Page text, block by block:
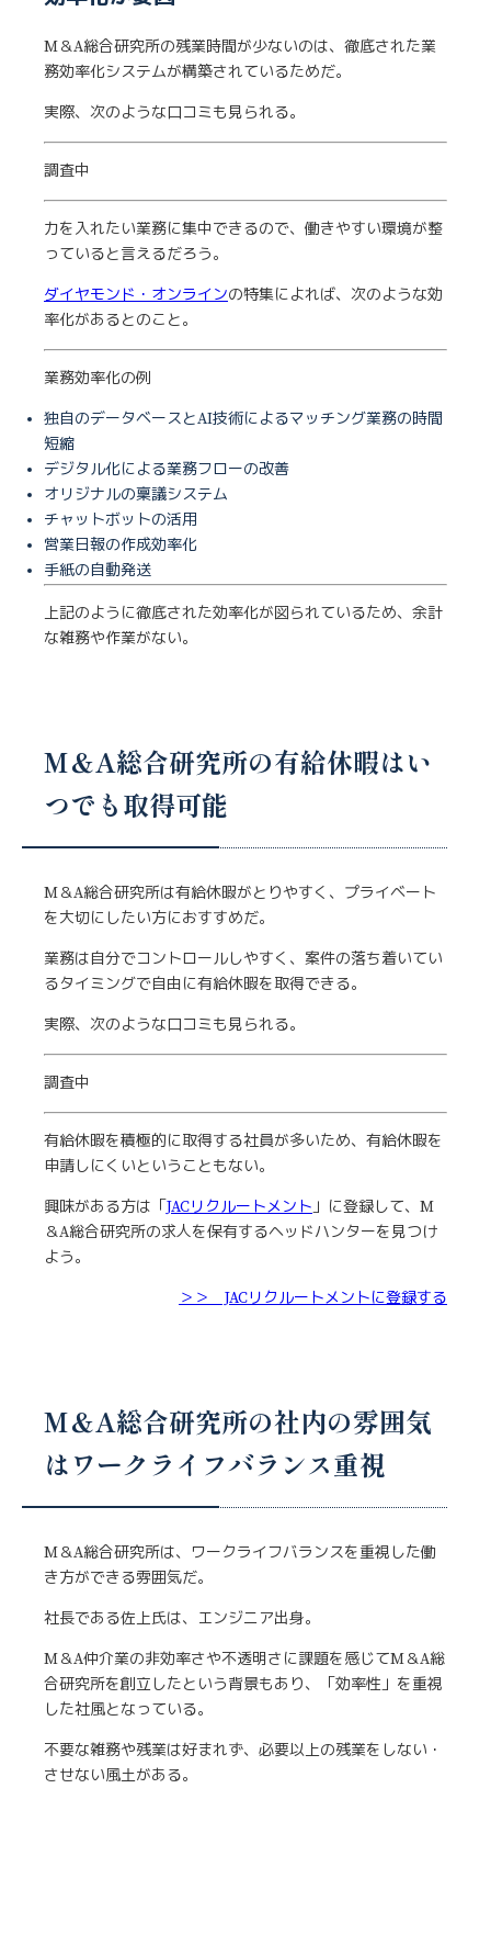
M＆A総合研究所の残業時間が少ないのは、徹底された業
務効率化システムが構築されているためだ。
実際、次のような口コミも見られる。
調査中
力を入れたい業務に集中できるので、働きやすい環境が整
っていると言えるだろう。
ダイヤモンド・オンラインの特集によれば、次のような効
率化があるとのこと。
業務効率化の例
独自のデータベースとAI技術によるマッチング業務の時間
短縮
デジタル化による業務フローの改善
オリジナルの稟議システム
チャットボットの活用
営業日報の作成効率化
手紙の自動発送
上記のように徹底された効率化が図られているため、余計
な雑務や作業がない。
M＆A総合研究所の有給休暇はい
つでも取得可能
M＆A総合研究所は有給休暇がとりやすく、プライベート
を大切にしたい方におすすめだ。
業務は自分でコントロールしやすく、案件の落ち着いてい
るタイミングで自由に有給休暇を取得できる。
実際、次のような口コミも見られる。
調査中
有給休暇を積極的に取得する社員が多いため、有給休暇を
申請しにくいということもない。
興味がある方は「 JACリクルートメント」に登録して、M
＆A総合研究所の求人を保有するヘッドハンターを見つけ
よう。
＞＞ JACリクルートメントに登録する
M＆A総合研究所の社内の雰囲気
はワークライフバランス重視
M＆A総合研究所は、ワークライフバランスを重視した働
き方ができる雰囲気だ。
社長である佐上氏は、エンジニア出身。
M＆A仲介業の非効率さや不透明さに課題を感じてM＆A総
合研究所を創立したという背景もあり、「効率性」を重視
した社風となっている。
不要な雑務や残業は好まれず、必要以上の残業をしない・
させない風土がある。